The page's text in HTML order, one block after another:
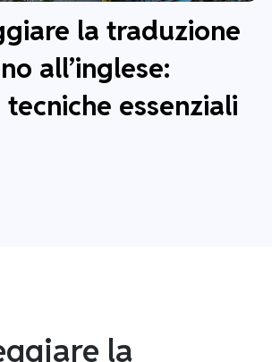
la traduzione
all’inglese:
essenziali
la